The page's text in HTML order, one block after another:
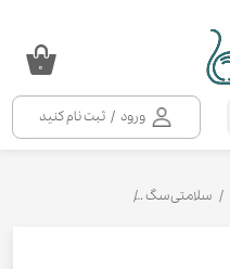
ورود / ثبت نام کنید
۰
سلامتی سگ